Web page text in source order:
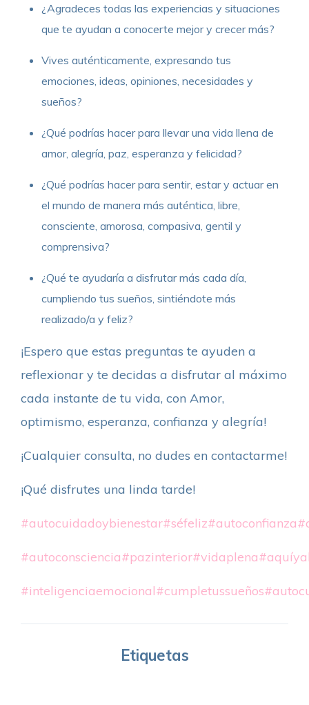
¿Agradeces todas las experiencias y situaciones
que te ayudan a conocerte mejor y crecer más?
Vives auténticamente, expresando tus
emociones, ideas, opiniones, necesidades y
sueños?
¿Qué podrías hacer para llevar una vida llena de
amor, alegría, paz, esperanza y felicidad?
¿Qué podrías hacer para sentir, estar y actuar en
el mundo de manera más auténtica, libre,
consciente, amorosa, compasiva, gentil y
comprensiva?
¿Qué te ayudaría a disfrutar más cada día,
cumpliendo tus sueños, sintiéndote más
realizado/a y feliz?
¡Espero que estas preguntas te ayuden a
reflexionar y te decidas a disfrutar al máximo
cada instante de tu vida, con Amor,
optimismo, esperanza, confianza y alegría!
¡Cualquier consulta, no dudes en contactarme!
¡Qué disfrutes una linda tarde!
#autocuidadoybienestar#séfeliz#autoconfianza
#autoconsciencia#pazinterior#vidaplena
#inteligenciaemocional#cumpletussueños
Etiquetas